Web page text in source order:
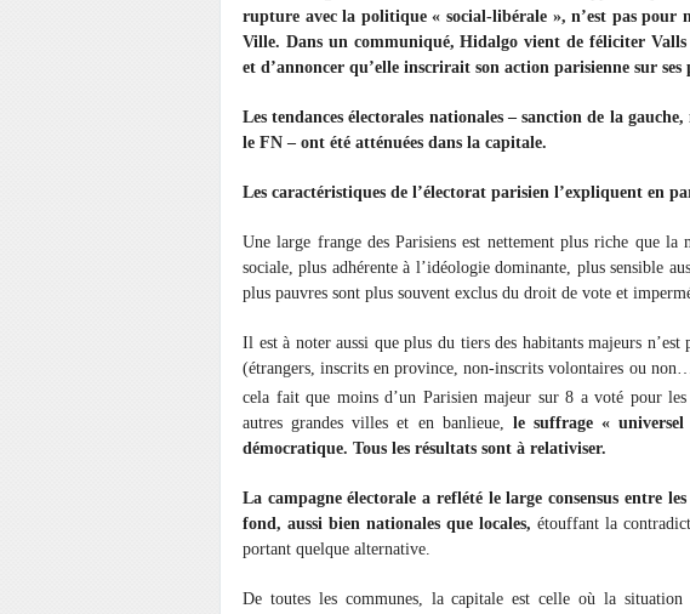
rupture avec la politique « social-libérale », n’est pas pour
Ville. Dans un communiqué, Hidalgo vient de féliciter
et d’annoncer qu’elle inscrirait son action parisienne sur ses
Les tendances électorales nationales – sanction de la
le FN – ont été atténuées dans la capitale.
Les caractéristiques de l’électorat parisien l’expliquent en
Une large frange des Parisiens est nettement plus riche que la
sociale, plus adhérente à l’idéologie dominante, plus sensible
plus pauvres sont plus souvent exclus du droit de vote et
Il est à noter aussi que plus du tiers des habitants majeurs
(étrangers, inscrits en province, non-inscrits volontaires ou
cela fait que moins d’un Parisien majeur sur 8 a voté pour
autres grandes villes et en banlieue, le suffrage «
démocratique. Tous les résultats sont à relativiser.
La campagne électorale a reflété le large consensus entre
fond, aussi bien nationales que locales, étouffant la
portant quelque alternative.
De toutes les communes, la capitale est celle où la